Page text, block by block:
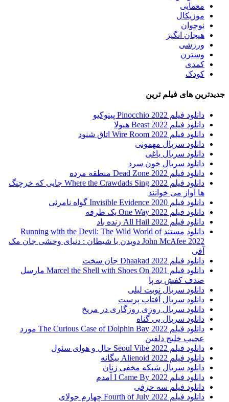
معمایی
موزیکال
نوجوان
هیجان انگیز
ورزشی
وسترن
کمدی
کودک
جدیدترین های فیلم ترین
دانلود فیلم Pinocchio 2022 پینوکیو
دانلود فیلم Beast 2022 هیولا
دانلود فیلم Wire Room 2022 اتاق شنود
دانلود سریال مهمونی
دانلود سریال یاغی
دانلود سریال خون سرد
دانلود فیلم 2022 Dead Zone منطقه مرده
دانلود فیلم Where the Crawdads Sing 2022 جایی که خرچنگ
ها آواز می خوانند
دانلود فیلم 2020 Invisible Evidence گواه نامرئی
دانلود فیلم One Way 2022 یک طرفه
دانلود فیلم All Hail 2022 زنده باد
دانلود مستند Running with the Devil: The Wild World of
John McAfee 2022 دویدن با شیطان : دنیای وحشی جان مک
آفی
دانلود فیلم Dhaakad 2022 جان سخت
دانلود فیلم Marcel the Shell with Shoes On 2021 مارسل
صدف کفش به پا
دانلود سریال نوبت لیلی
دانلود سریال آفتاب پرست
دانلود سریال روزی روزگاری در مریخ
دانلود سریال بی گناه
دانلود فیلم The Curious Case of Dolphin Bay 2022 مورد
عجیب خلیج دلفین
دانلود فیلم Seoul Vibe 2022 حال و هوای سئول
دانلود فیلم Alienoid 2022 بیگانه
دانلود سریال شبکه مخفی زنان
دانلود فیلم I Came By 2022 آمدم
دانلود فیلم سه حرفی
دانلود فیلم Fourth of July 2022 چهارم جولای